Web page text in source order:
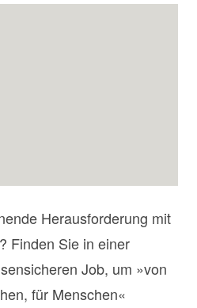
Herausforderung mit
Finden Sie in einer
Job, um »von
für Menschen«